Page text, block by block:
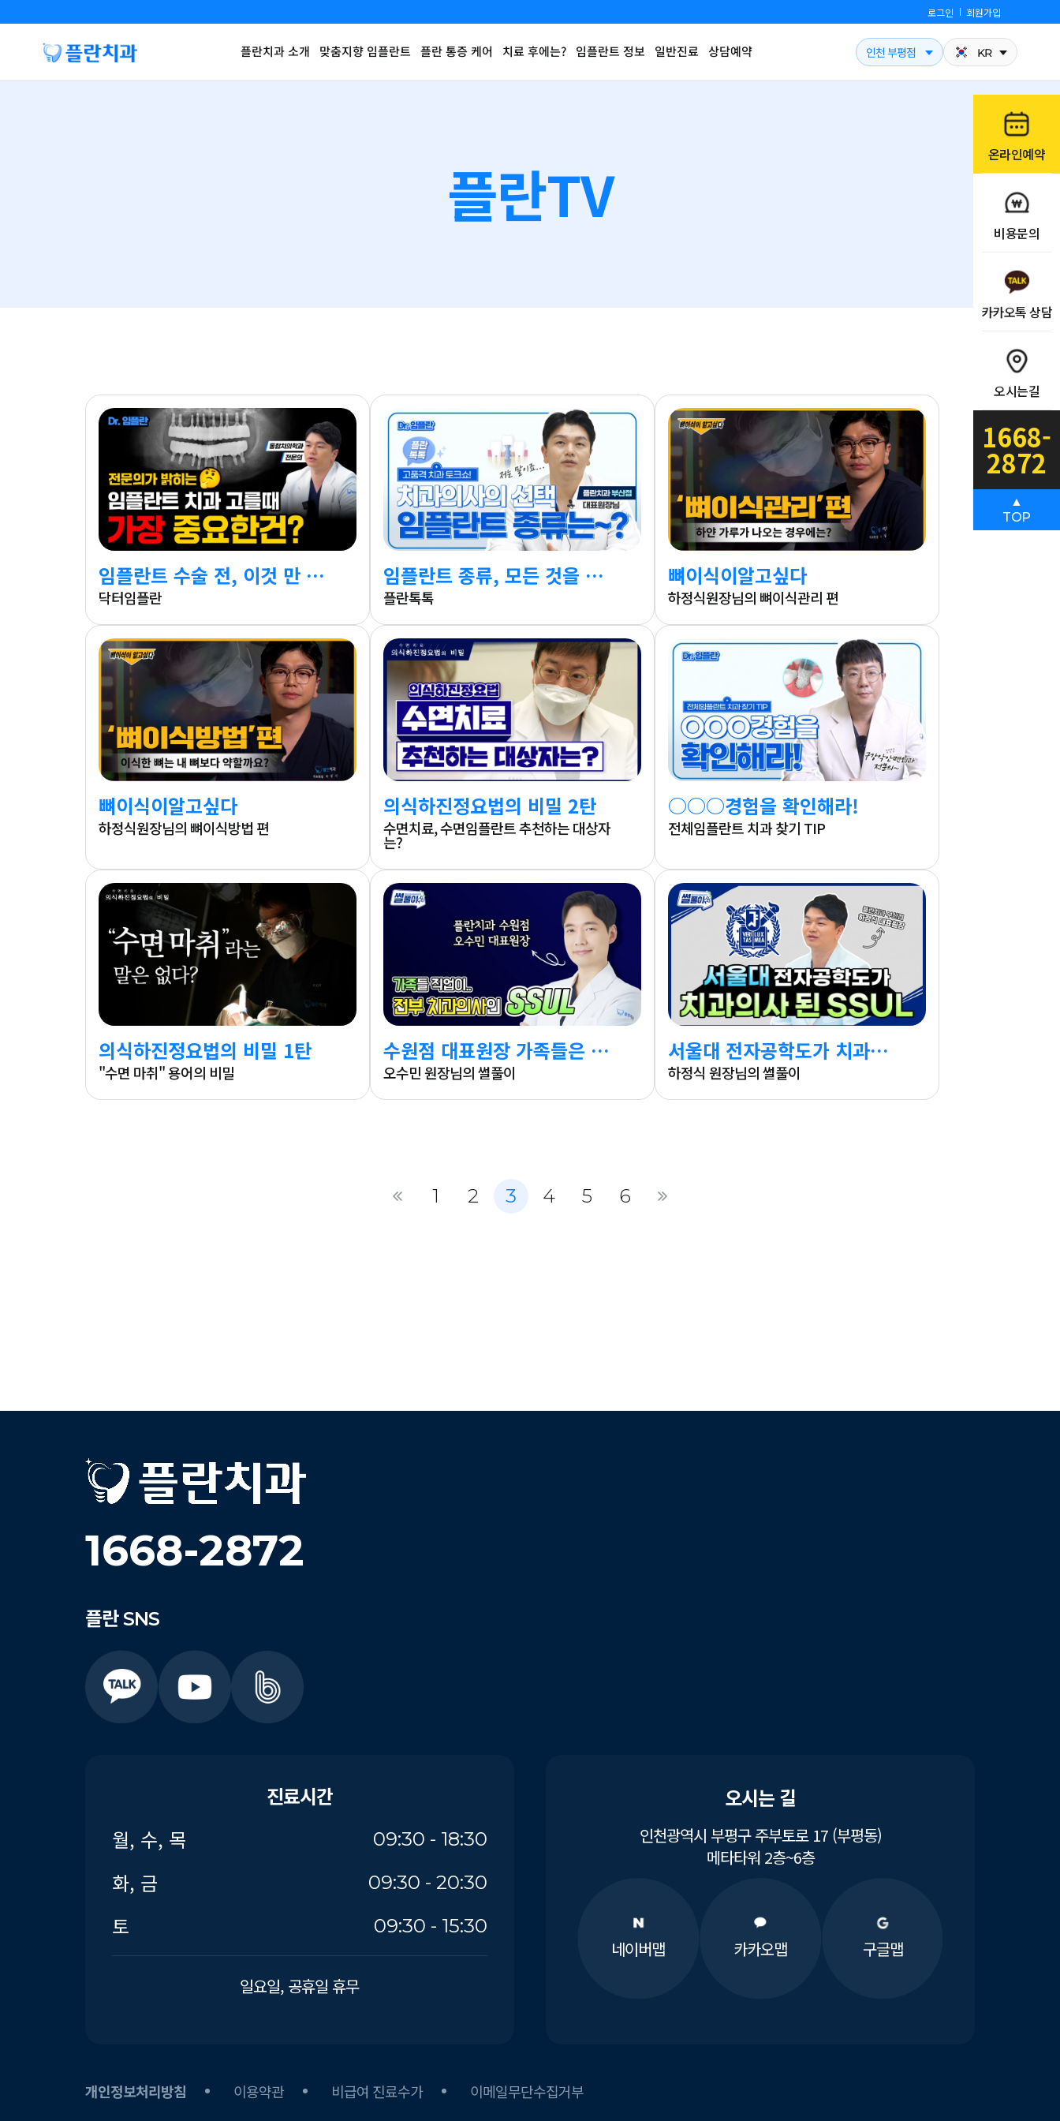
로그인 회원가입
플란치과 소개 맞춤지향 임플란트 플란 통증 케어 치료 후에는? 임플란트 정보 일반진료 상담예약 인천 부평점 KR
플란TV
임플란트 수술 전, 이것 만 알아도 재수술은 피할 수 있어요
닥터임플란
임플란트 종류, 모든 것을 알려드리겠습니다
플란톡톡
뼈이식이알고싶다
하정식원장님의 뼈이식관리 편
뼈이식이알고싶다
하정식원장님의 뼈이식방법 편
의식하진정요법의 비밀 2탄
수면치료, 수면임플란트 추천하는 대상자
는?
○○○경험을 확인해라!
전체임플란트 치과 찾기 TIP
의식하진정요법의 비밀 1탄
"수면 마취" 용어의 비밀
수원점 대표원장 가족들은 전부 치과의사?!
오수민 원장님의 썰풀이
서울대 전자공학도가 치과의사 된 썰?
하정식 원장님의 썰풀이
1 2 3 4 5 6
1668-2872
플란SNS
진료시간
월, 수, 목
09:30 - 18:30
화, 금 09:30 - 20:30
토 09:30 - 15:30
일요일, 공휴일 휴무
오시는 길
인천광역시 부평구 주부토로 17 (부평동)
메타타워 2층~6층
네이버맵 카카오맵 구글맵
개인정보처리방침 이용약관 비급여 진료수가
이메일무단수집거부
온라인예약
비용문의
카카오톡 상담
오시는길
1668-
2872
▲
TOP